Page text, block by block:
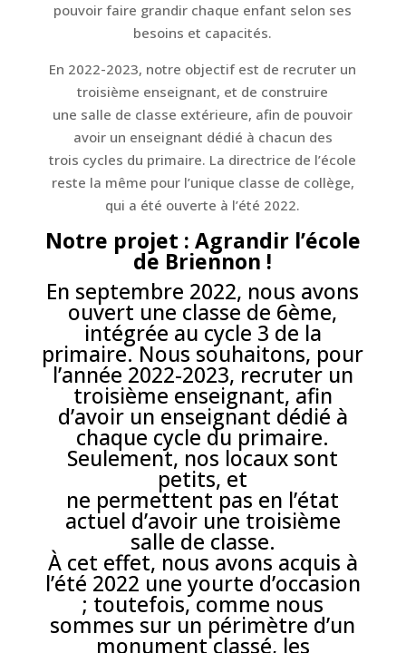
pouvoir faire grandir chaque enfant selon ses
besoins et capacités.
En 2022-2023, notre objectif est de recruter un
troisième enseignant, et de construire
une salle de classe extérieure, afin de pouvoir
avoir un enseignant dédié à chacun des
trois cycles du primaire. La directrice de l’école
reste la même pour l’unique classe de collège,
qui a été ouverte à l’été 2022.
Notre projet : Agrandir l’école
de Briennon !
En septembre 2022, nous avons
ouvert une classe de 6ème,
intégrée au cycle 3 de la
primaire. Nous souhaitons, pour
l’année 2022-2023, recruter un
troisième enseignant, afin
d’avoir un enseignant dédié à
chaque cycle du primaire.
Seulement, nos locaux sont
petits, et
ne permettent pas en l’état
actuel d’avoir une troisième
salle de classe.
À cet effet, nous avons acquis à
l’été 2022 une yourte d’occasion
; toutefois, comme nous
sommes sur un périmètre d’un
monument classé, les